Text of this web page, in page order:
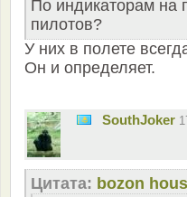
По индикаторам на
пилотов?
У них в полете
Он и определяет.
SouthJoker
Цитата: bozon